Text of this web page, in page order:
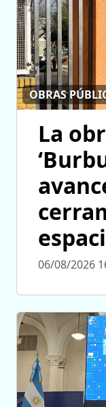
OBRAS
La
06/08/2026